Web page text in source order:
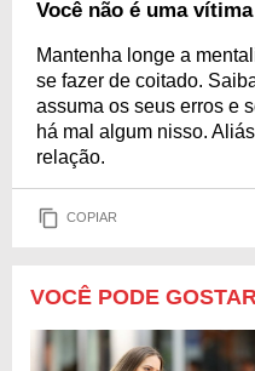
Você não é uma vítima
Mantenha longe a
se fazer de coitado.
assuma os seus erros e
há mal algum nisso.
relação.
COPIAR
VOCÊ PODE GOSTAR